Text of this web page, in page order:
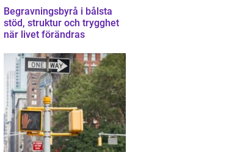
Begravningsbyrå i bålsta
stöd, struktur och trygghet
när livet förändras